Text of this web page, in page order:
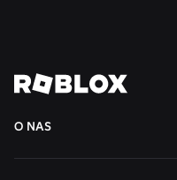
Zobacz
O NAS